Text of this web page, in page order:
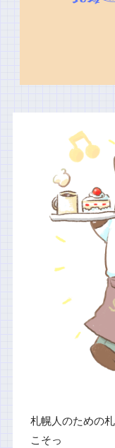
札幌人のための
こそっ